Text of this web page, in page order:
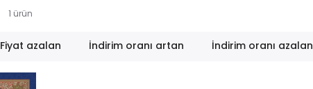
1 ürün
Fiyat azalan İndirim oranı artan İndirim oranı azalan